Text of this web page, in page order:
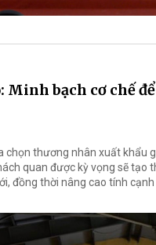
Minh bạch cơ chế
chọn thương nhân xuất khẩu
quan được kỳ vọng sẽ tạo
đồng thời nâng cao tính